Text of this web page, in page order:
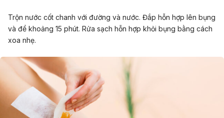
Trộn nước cốt chanh với đường và nước. Đắp hỗn hợp lên bụng
và để khoảng 15 phút. Rửa sạch hỗn hợp khỏi bụng bằng cách
xoa nhẹ.